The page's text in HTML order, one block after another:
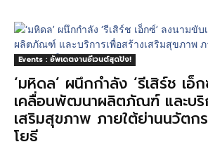
Events : อัพเดตงานอีเวนต์สุดปัง!
‘มหิดล’ ผนึกกำลัง ‘รีเสิร์ช เอ็
เคลื่อนพัฒนาผลิตภัณฑ์ และบริ
เสริมสุขภาพ ภายใต้ย่านนวัตก
โยธี